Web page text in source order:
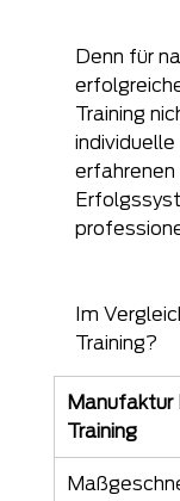
Denn für
Training
erfahrenen
Im
Training?
Manufaktur
Training